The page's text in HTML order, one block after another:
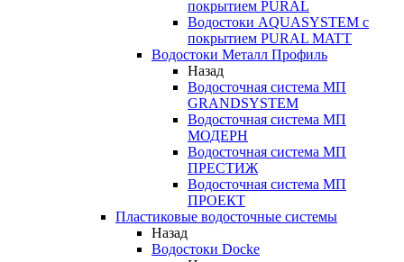
покрытием PURAL
Водостоки AQUASYSTEM с
покрытием PURAL MATT
Водостоки Металл Профиль
Назад
Водосточная система МП
GRANDSYSTEM
Водосточная система МП
МОДЕРН
Водосточная система МП
ПРЕСТИЖ
Водосточная система МП
ПРОЕКТ
Пластиковые водосточные системы
Назад
Водостоки Docke